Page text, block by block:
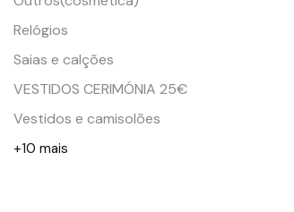
Relógios
Saias e calções
VESTIDOS CERIMÓNIA 25€
Vestidos e camisolões
+10 mais